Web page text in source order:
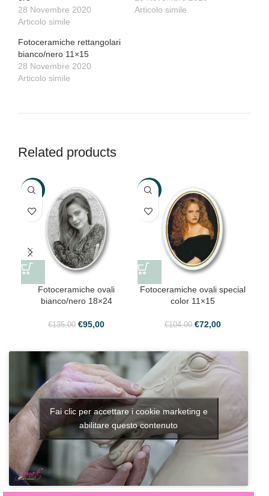
28 Novembre 2020
Articolo simile
Articolo simile
Fotoceramiche rettangolari
bianco/nero 11×15
28 Novembre 2020
Articolo simile
Related products
-30%
Fotoceramiche ovali
bianco/nero 18×24
€135,00 €95,00
-31%
Fotoceramiche ovali special
color 11×15
€104,00 €72,00
Fai clic per accettare i cookie marketing e
abilitare questo contenuto